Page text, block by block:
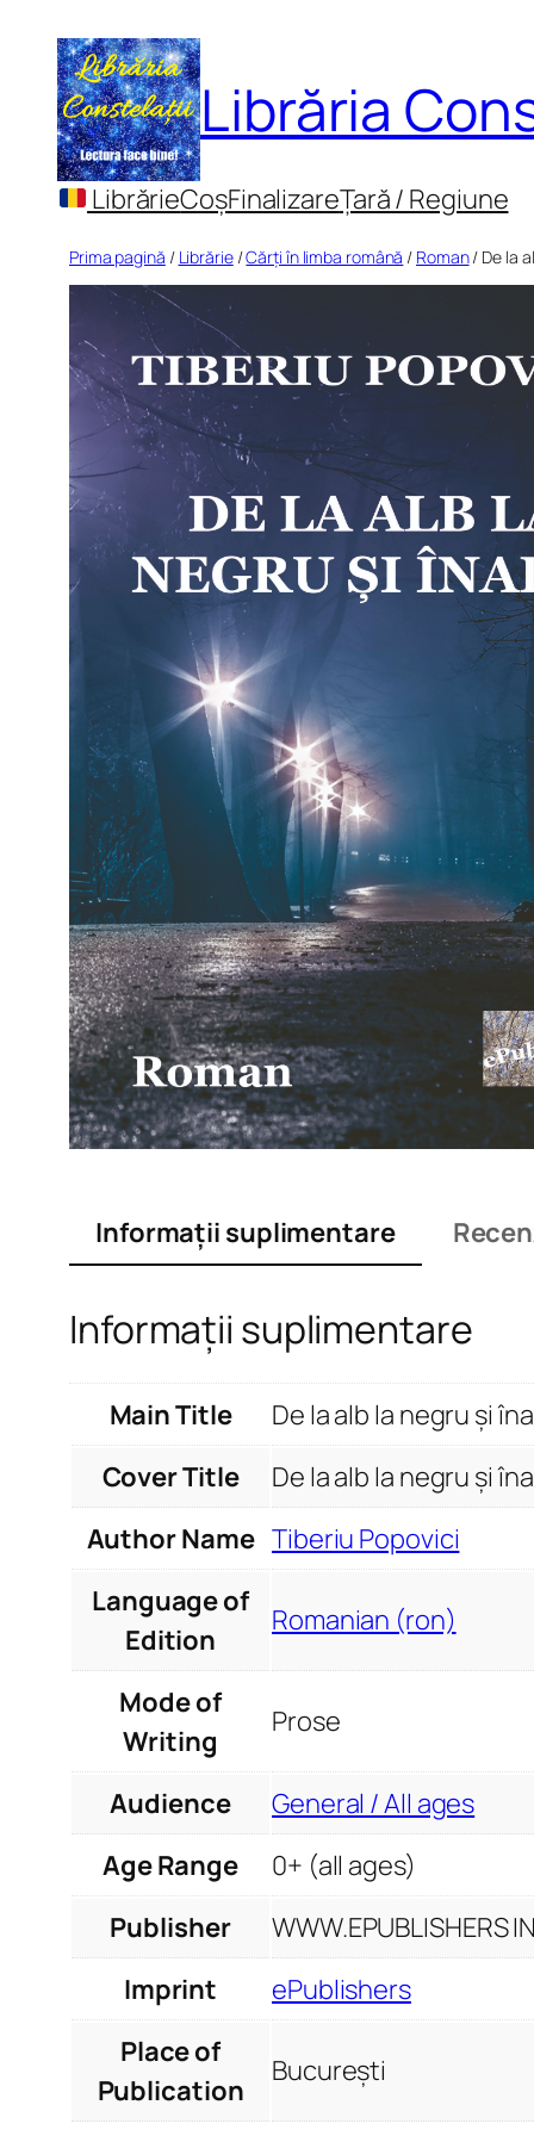
conținut
Librăria
LibrărieCoșFinalizareȚară / Regiune
Prima pagină / Librărie/Cărți în limba română / Roman/ De la
Informații suplimentare
Informații suplimentare
Main Title
De la alb la negru și
Cover Title
De la alb la negru și
Author Name Tiberiu Popovici
Language of
Edition
Romanian (ron)
Mode of
Writing
Prose
Audience
General / All ages
Age Range
0+ (all ages)
Publisher
WWW.EPUBLISHERS
Imprint
ePublishers
Place of
Publication
București